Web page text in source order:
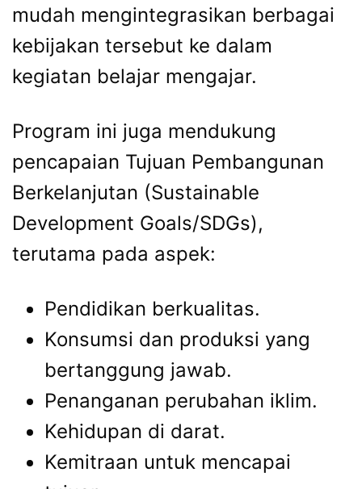
mudah mengintegrasikan berbagai
kebijakan tersebut ke dalam
kegiatan belajar mengajar.
Program ini juga mendukung
pencapaian Tujuan Pembangunan
Berkelanjutan (Sustainable
Development Goals/SDGs),
terutama pada aspek:
Pendidikan berkualitas.
Konsumsi dan produksi yang
bertanggung jawab.
Penanganan perubahan iklim.
Kehidupan di darat.
Kemitraan untuk mencapai